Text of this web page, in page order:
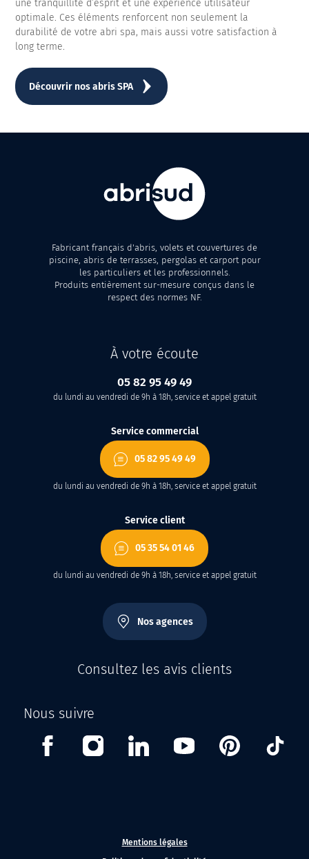
une tranquillité d’esprit et une expérience utilisateur
optimale. Ces éléments renforcent non seulement la
durabilité de votre abri spa, mais aussi votre satisfaction à
long terme.
Découvrir nos abris SPA
Fabricant français d'abris, volets et couvertures de
piscine, abris de terrasses, pergolas et carport pour
les particuliers et les professionnels.
Produits entièrement sur-mesure conçus dans le
respect des normes NF.
À votre écoute
05 82 95 49 49
du lundi au vendredi de 9h à 18h, service et appel gratuit
Service commercial
05 82 95 49 49
du lundi au vendredi de 9h à 18h, service et appel gratuit
Service client
05 35 54 01 46
du lundi au vendredi de 9h à 18h, service et appel gratuit
Nos agences
Consultez les avis clients
Nous suivre
Facebook Instagram Linkedin Youtube Pinterest
Mentions légales